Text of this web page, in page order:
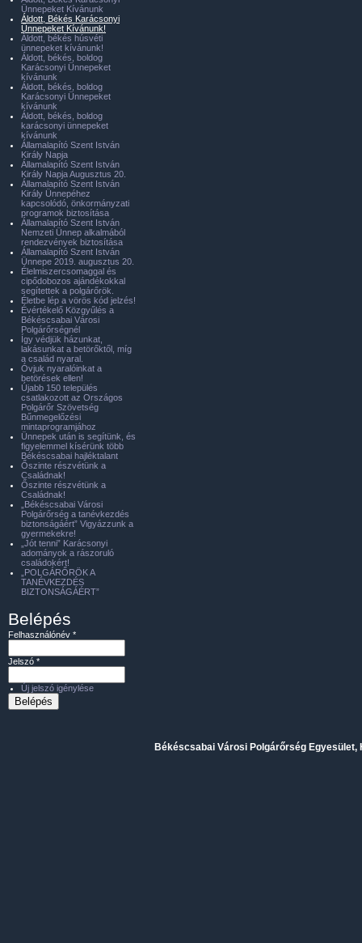
Ünnepeket Kívánunk
Áldott, Békés Karácsonyi
Ünnepeket Kívánunk!
Áldott, békés húsvéti
ünnepeket kívánunk!
Áldott, békés, boldog
Karácsonyi Ünnepeket
kívánunk
Áldott, békés, boldog
Karácsonyi Ünnepeket
kívánunk
Áldott, békés, boldog
karácsonyi ünnepeket
kívánunk
Államalapító Szent István
Király Napja
Államalapító Szent István
Király Napja Augusztus 20.
Államalapító Szent István
Király Ünnepéhez
kapcsolódó, önkormányzati
programok biztosítása
Államalapító Szent István
Nemzeti Ünnep alkalmából
rendezvények biztosítása
Államalapító Szent István
Ünnepe 2019. augusztus 20.
Élelmiszercsomaggal és
cipődobozos ajándékokkal
segítettek a polgárőrök.
Életbe lép a vörös kód jelzés!
Évértékelő Közgyűlés a
Békéscsabai Városi
Polgárőrségnél
Így védjük házunkat,
lakásunkat a betörőktől, míg
a család nyaral.
Óvjuk nyaralóinkat a
betörések ellen!
Újabb 150 település
csatlakozott az Országos
Polgárőr Szövetség
Bűnmegelőzési
mintaprogramjához
Ünnepek után is segítünk, és
figyelemmel kísérünk több
Békéscsabai hajléktalant
Őszinte részvétünk a
Családnak!
Őszinte részvétünk a
Családnak!
„Békéscsabai Városi
Polgárőrség a tanévkezdés
biztonságáért” Vigyázzunk a
gyermekekre!
„Jót tenni” Karácsonyi
adományok a rászoruló
családokért!
„POLGÁRŐRÖK A
TANÉVKEZDÉS
BIZTONSÁGÁÉRT”
Belépés
Felhasználónév *
Jelszó *
Új jelszó igénylése
Békéscsabai Városi Polgárőrség Egyesület,